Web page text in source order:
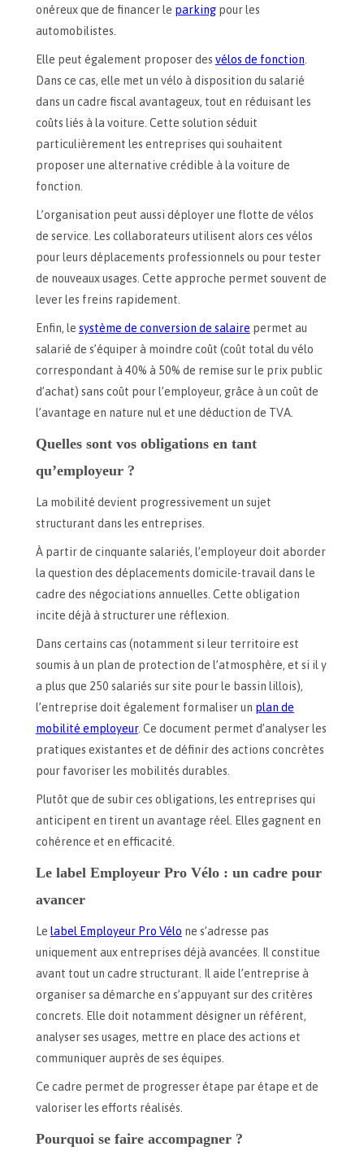
onéreux que de financer le parkingpour les
automobilistes.
Elle peut également proposer des vélos de fonction.
Dans ce cas, elle met un vélo à disposition du salarié
dans un cadre fiscal avantageux, tout en réduisant les
coûts liés à la voiture. Cette solution séduit
particulièrement les entreprises qui souhaitent
proposer une alternative crédible à la voiture de
fonction.
L’organisation peut aussi déployer une flotte de vélos
de service. Les collaborateurs utilisent alors ces vélos
pour leurs déplacements professionnels ou pour tester
de nouveaux usages. Cette approche permet souvent de
lever les freins rapidement.
Enfin, le système de conversion de salaire permet au
salarié de s’équiper à moindre coût (coût total du vélo
correspondant à 40% à 50% de remise sur le prix public
d’achat) sans coût pour l’employeur, grâce à un coût de
l’avantage en nature nul et une déduction de TVA.
Quelles sont vos obligations en tant
qu’employeur ?
La mobilité devient progressivement un sujet
structurant dans les entreprises.
À partir de cinquante salariés, l’employeur doit aborder
la question des déplacements domicile-travail dans le
cadre des négociations annuelles. Cette obligation
incite déjà à structurer une réflexion.
Dans certains cas (notamment si leur territoire est
soumis à un plan de protection de l’atmosphère, et si il y
a plus que 250 salariés sur site pour le bassin lillois),
l’entreprise doit également formaliser un plan de
mobilité employeur. Ce document permet d’analyser les
pratiques existantes et de définir des actions concrètes
pour favoriser les mobilités durables.
Plutôt que de subir ces obligations, les entreprises qui
anticipent en tirent un avantage réel. Elles gagnent en
cohérence et en efficacité.
Le label Employeur Pro Vélo : un cadre pour
avancer
Le label Employeur Pro Vélo ne s’adresse pas
uniquement aux entreprises déjà avancées. Il constitue
avant tout un cadre structurant. Il aide l’entreprise à
organiser sa démarche en s’appuyant sur des critères
concrets. Elle doit notamment désigner un référent,
analyser ses usages, mettre en place des actions et
communiquer auprès de ses équipes.
Ce cadre permet de progresser étape par étape et de
valoriser les efforts réalisés.
Pourquoi se faire accompagner ?